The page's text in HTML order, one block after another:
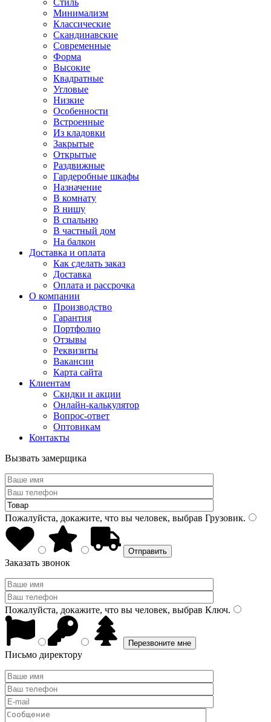
Стиль
Минимализм
Классические
Скандинавские
Современные
Форма
Высокие
Квадратные
Угловые
Низкие
Особенности
Встроенные
Из кладовки
Закрытые
Открытые
Раздвижные
Гардеробные шкафы
Назначение
В комнату
В нишу
В спальню
В частный дом
На балкон
Доставка и оплата
Как сделать заказ
Доставка
Оплата и рассрочка
О компании
Производство
Гарантия
Портфолио
Отзывы
Реквизиты
Вакансии
Карта сайта
Клиентам
Скидки и акции
Онлайн-калькулятор
Вопрос-ответ
Оптовикам
Контакты
Вызвать замерщика
Пожалуйста, докажите, что вы человек, выбрав Грузовик.
Заказать звонок
Пожалуйста, докажите, что вы человек, выбрав Ключ.
Письмо директору